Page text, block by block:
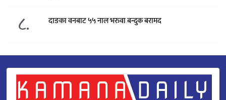
८. दाङका वनबाट ५५ नाल भरुवा बन्दुक बरामद